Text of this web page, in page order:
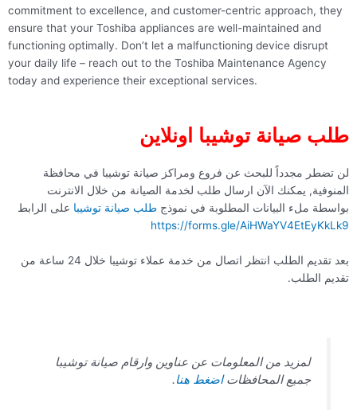
commitment to excellence, and customer-centric approach, they
ensure that your Toshiba appliances are well-maintained and
functioning optimally. Don’t let a malfunctioning device disrupt
your daily life – reach out to the Toshiba Maintenance Agency
today and experience their exceptional services.
طلب صيانة توشيبا اونلاين
لن تضطر مجدداً للبحث عن فروع ومراكز صيانة توشيبا في محافظة
المنوفية, يمكنك الآن ارسال طلب لخدمة الصيانة من خلال الانترنت
بواسطة ملء البيانات المطلوبة في نموذج طلب صيانة توشيبا على الرابط
https://forms.gle/AiHWaYV4EtEyKkLk9
بعد تقديم الطلب انتظر اتصال من خدمة عملاء توشيبا خلال 24 ساعة من
تقديم الطلب.
لمزيد من المعلومات عن عناوين وارقام صيانة توشيبا
جميع المحافظاتاضغط هنا.